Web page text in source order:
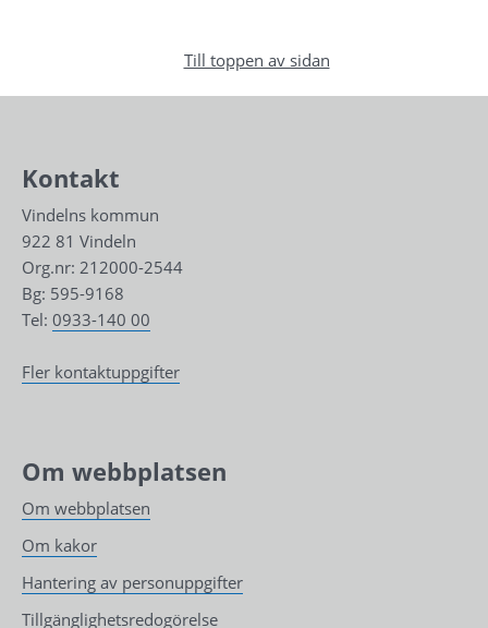
Till toppen av sidan
Kontakt
Vindelns kommun
922 81 Vindeln
Org.nr: 212000-2544
Bg: 595-9168
Tel: 0933-140 00
Fler kontaktuppgifter
Om webbplatsen
Om webbplatsen
Om kakor
Hantering av personuppgifter
Tillgänglighetsredogörelse